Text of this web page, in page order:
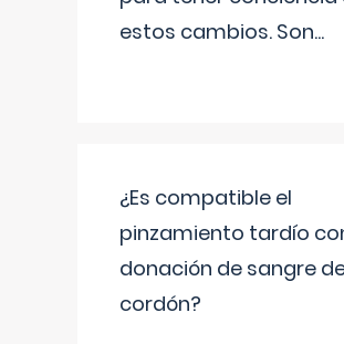
estos cambios. Son...
¿Es compatible el
pinzamiento tardío
donación de sangre
cordón?